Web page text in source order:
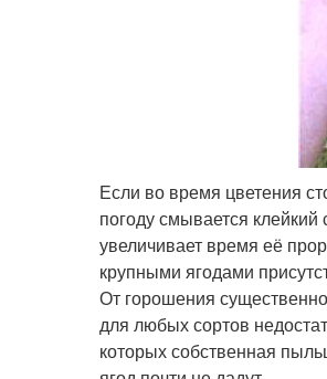
Если во время цветения
погоду смывается
увеличивает время её
крупными ягодами
От горошения
для любых сортов
которых собственная